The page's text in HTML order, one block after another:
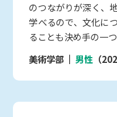
のつながりが深く、
学べるので、文化に
ることも決め手の一つ
美術学部
男性 （